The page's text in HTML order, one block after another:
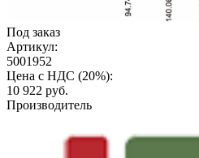
Под заказ
Артикул:
5001952
Цена с НДС (20%):
10 922 руб.
Производитель